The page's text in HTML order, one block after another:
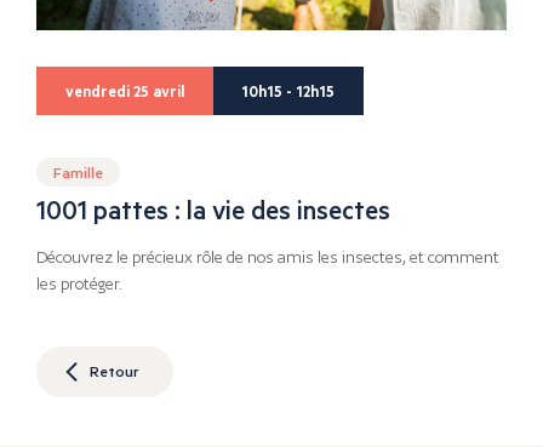
vendredi 25 avril 10h15 - 12h15
Famille
1001 pattes : la vie des insectes
Découvrez le précieux rôle de nos amis les insectes, et comment
les protéger.
Retour